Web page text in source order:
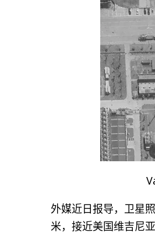
外媒近日报导，卫星
米，接近美国维吉尼